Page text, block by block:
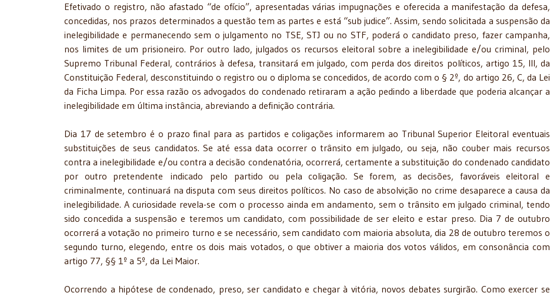
Efetivado o registro, não afastado “de ofício”, apresentadas várias impugnações e oferecida a manifestação da defesa,
concedidas, nos prazos determinados a questão tem as partes e está “sub judice”. Assim, sendo solicitada a suspensão da
inelegibilidade e permanecendo sem o julgamento no TSE, STJ ou no STF, poderá o candidato preso, fazer campanha,
nos limites de um prisioneiro. Por outro lado, julgados os recursos eleitoral sobre a inelegibilidade e/ou criminal, pelo
Supremo Tribunal Federal, contrários à defesa, transitará em julgado, com perda dos direitos políticos, artigo 15, III, da
Constituição Federal, desconstituindo o registro ou o diploma se concedidos, de acordo com o § 2º, do artigo 26, C, da Lei
da Ficha Limpa. Por essa razão os advogados do condenado retiraram a ação pedindo a liberdade que poderia alcançar a
inelegibilidade em última instância, abreviando a definição contrária.
Dia 17 de setembro é o prazo final para as partidos e coligações informarem ao Tribunal Superior Eleitoral eventuais
substituições de seus candidatos. Se até essa data ocorrer o trânsito em julgado, ou seja, não couber mais recursos
contra a inelegibilidade e/ou contra a decisão condenatória, ocorrerá, certamente a substituição do condenado candidato
por outro pretendente indicado pelo partido ou pela coligação. Se forem, as decisões, favoráveis eleitoral e
criminalmente, continuará na disputa com seus direitos políticos. No caso de absolvição no crime desaparece a causa da
inelegibilidade. A curiosidade revela-se com o processo ainda em andamento, sem o trânsito em julgado criminal, tendo
sido concedida a suspensão e teremos um candidato, com possibilidade de ser eleito e estar preso. Dia 7 de outubro
ocorrerá a votação no primeiro turno e se necessário, sem candidato com maioria absoluta, dia 28 de outubro teremos o
segundo turno, elegendo, entre os dois mais votados, o que obtiver a maioria dos votos válidos, em consonância com
artigo 77, §§ 1º a 5º, da Lei Maior.
Ocorrendo a hipótese de condenado, preso, ser candidato e chegar à vitória, novos debates surgirão. Como exercer se